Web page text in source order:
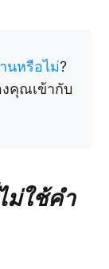
นหรือไม่?
งคุณเข้ากับ
ม่ใช้คำ